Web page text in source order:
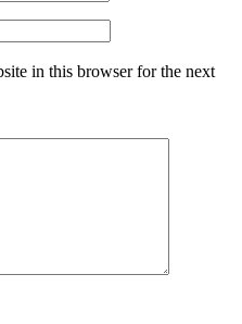
in this browser for the next